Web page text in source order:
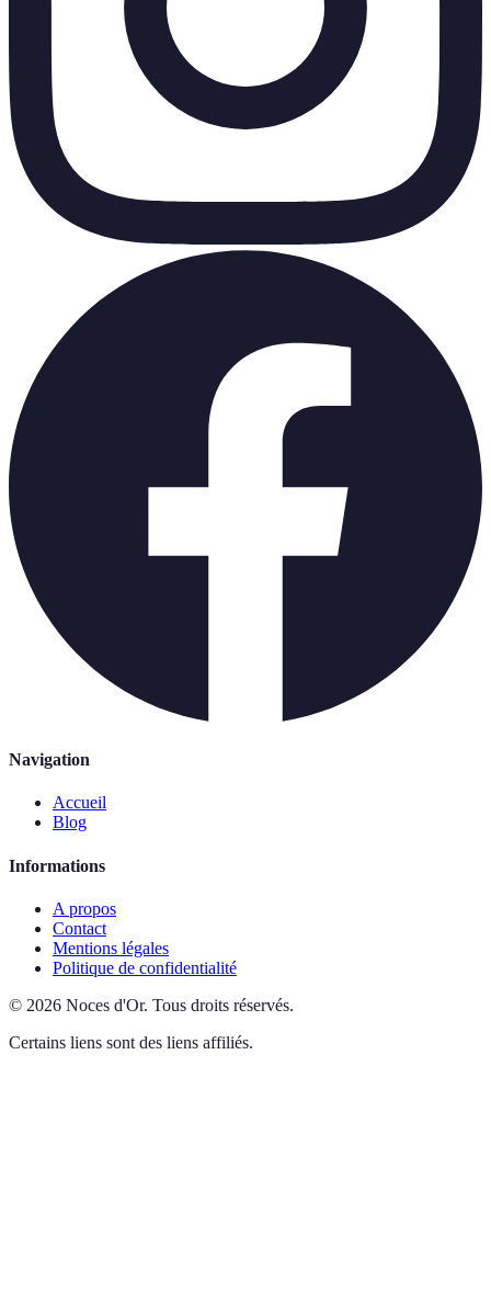
Navigation
Accueil
Blog
Informations
A propos
Contact
Mentions légales
Politique de confidentialité
© 2026 Noces d'Or. Tous droits réservés.
Certains liens sont des liens affiliés.